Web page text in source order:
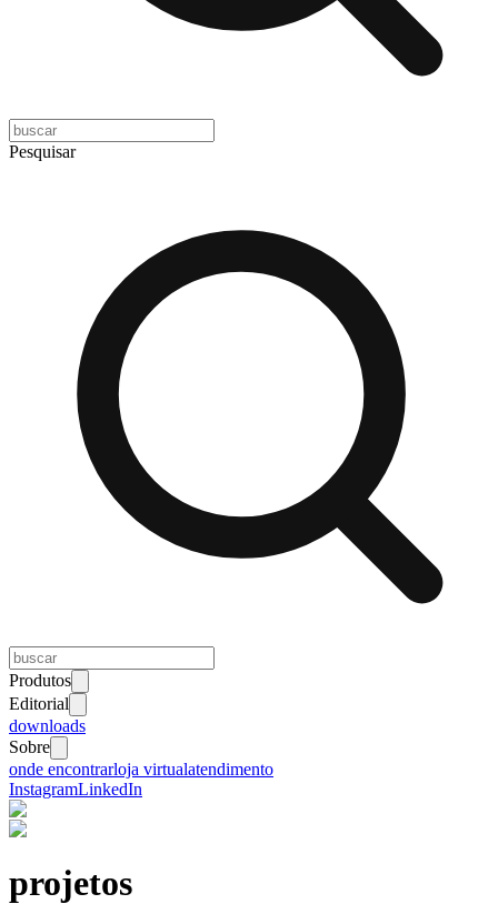
Pesquisar
Produtos
Editorial
downloads
Sobre
onde encontrarloja virtualatendimento
InstagramLinkedIn
projetos